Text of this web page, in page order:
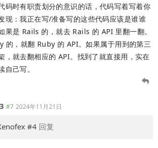
码时有职责划分的意识的话，代码写着写着你
现：我正在写/准备写的这些代码应该是谁谁
果是 Rails 的，就去 Rails 的 API 里翻一翻。
的，就翻 Ruby 的 API。如果属于用到的第三
，就去翻相应的 API。找到了就直接用，实在
自己写。
#7 2024年11月21日
#4 回复